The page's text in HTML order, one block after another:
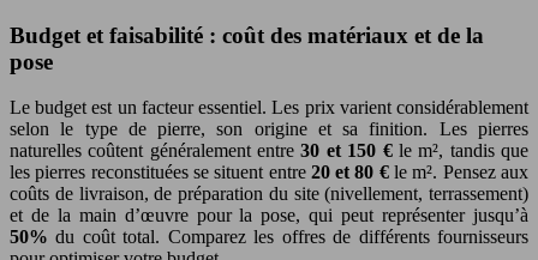
Budget et faisabilité : coût des matériaux et de la
pose
Le budget est un facteur essentiel. Les prix varient considérablement
selon le type de pierre, son origine et sa finition. Les pierres
naturelles coûtent généralement entre30 et 150 € le m², tandis que
les pierres reconstituées se situent entre 20 et 80 €le m². Pensez aux
coûts de livraison, de préparation du site (nivellement, terrassement)
et de la main d’œuvre pour la pose, qui peut représenter jusqu’à
50%du coût total. Comparez les offres de différents fournisseurs